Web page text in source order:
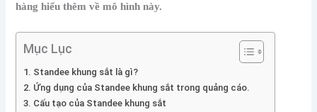
hàng hiểu thêm về mô hình này.
Mục Lục
Standee khung sắt là gì?
Ứng dụng của Standee khung sắt trong quảng cáo.
Cấu tạo của Standee khung sắt